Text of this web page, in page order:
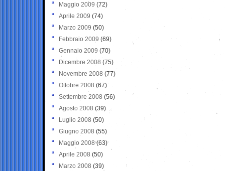
Maggio 2009 (72)
Aprile 2009 (74)
Marzo 2009 (50)
Febbraio 2009 (69)
Gennaio 2009 (70)
Dicembre 2008 (75)
Novembre 2008 (77)
Ottobre 2008 (67)
Settembre 2008 (56)
Agosto 2008 (39)
Luglio 2008 (50)
Giugno 2008 (55)
Maggio 2008(63)
Aprile 2008 (50)
Marzo 2008 (39)